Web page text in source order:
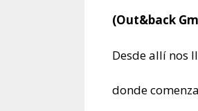
(Out&back
Desde allí nos
donde